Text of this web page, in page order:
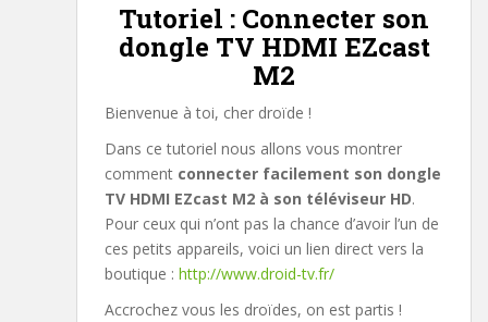
Tutoriel : Connecter son
dongle TV HDMI EZcast
M2
Bienvenue à toi, cher droïde !
Dans ce tutoriel nous allons vous montrer
comment connecter facilement son dongle
TV HDMI EZcast M2 à son téléviseur HD.
Pour ceux qui n’ont pas la chance d’avoir l’un de
ces petits appareils, voici un lien direct vers la
boutique : http://www.droid-tv.fr/
Accrochez vous les droïdes, on est partis !